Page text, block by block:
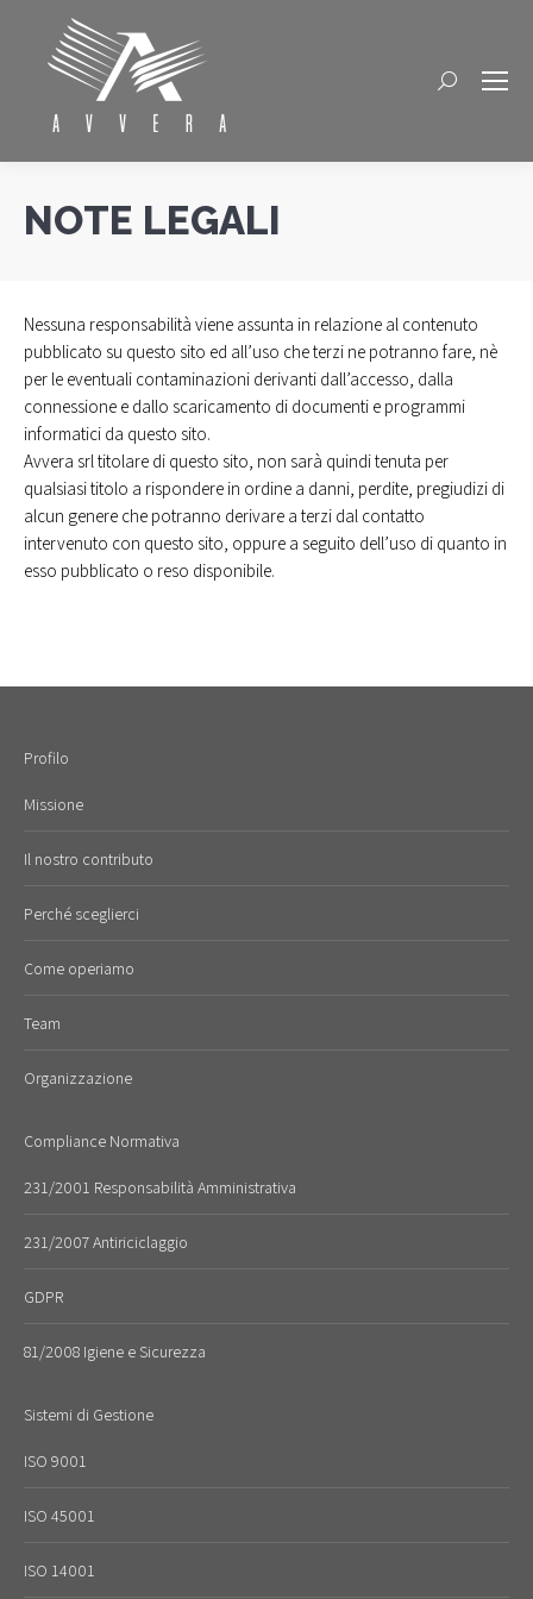
Cerca
NOTE LEGALI
Nessuna responsabilità viene assunta in relazione al contenuto
pubblicato su questo sito ed all’uso che terzi ne potranno fare, nè
per le eventuali contaminazioni derivanti dall’accesso, dalla
connessione e dallo scaricamento di documenti e programmi
informatici da questo sito.
Avvera srl titolare di questo sito, non sarà quindi tenuta per
qualsiasi titolo a rispondere in ordine a danni, perdite, pregiudizi di
alcun genere che potranno derivare a terzi dal contatto
intervenuto con questo sito, oppure a seguito dell’uso di quanto in
esso pubblicato o reso disponibile.
Profilo
Missione
Il nostro contributo
Perché sceglierci
Come operiamo
Team
Organizzazione
Compliance Normativa
231/2001 Responsabilità Amministrativa
231/2007 Antiriciclaggio
GDPR
81/2008 Igiene e Sicurezza
Sistemi di Gestione
ISO 9001
ISO 45001
ISO 14001